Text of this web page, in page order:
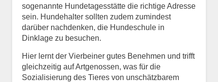
sogenannte Hundetagesstätte die richtige Adresse
sein. Hundehalter sollten zudem zumindest
darüber nachdenken, die Hundeschule in
Dinklage zu besuchen.
Hier lernt der Vierbeiner gutes Benehmen und trifft
gleichzeitig auf Artgenossen, was für die
Sozialisierung des Tieres von unschätzbarem